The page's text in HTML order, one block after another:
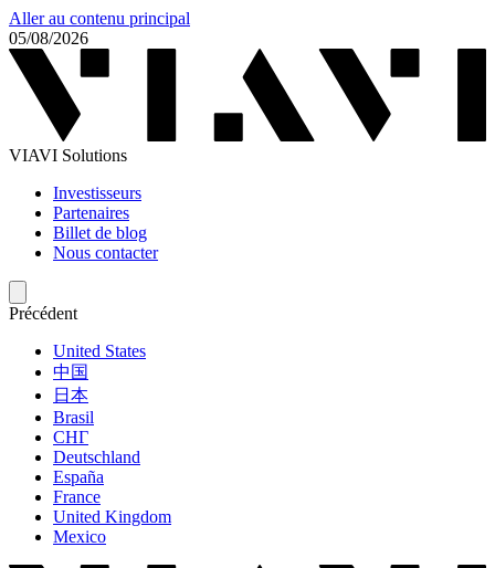
Aller au contenu principal
05/08/2026
VIAVI Solutions
Investisseurs
Partenaires
Billet de blog
Nous contacter
Précédent
United States
中国
日本
Brasil
СНГ
Deutschland
España
France
United Kingdom
Mexico